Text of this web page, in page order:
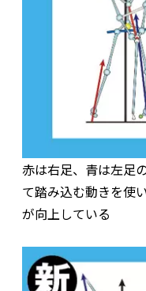
赤は右足、青は左足
て踏み込む動きを使
が向上している